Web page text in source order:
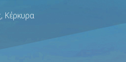
Κέρκυρα